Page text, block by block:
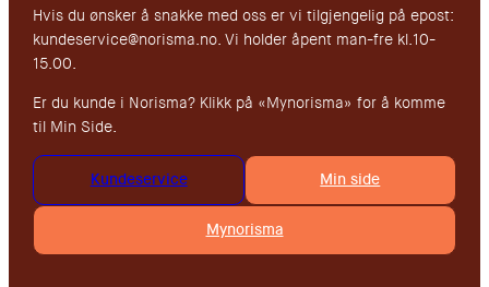
Hvis du ønsker å snakke med oss er vi tilgjengelig på epost:
kundeservice@norisma.no. Vi holder åpent man-fre kl.10-
15.00.
Er du kunde i Norisma? Klikk på «Mynorisma» for å komme
til Min Side.
Min side
Kundeservice
Mynorisma